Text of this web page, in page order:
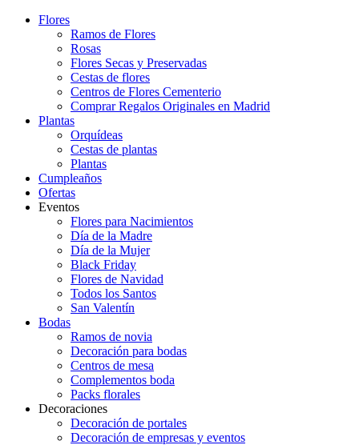
Flores
Ramos de Flores
Rosas
Flores Secas y Preservadas
Cestas de flores
Centros de Flores Cementerio
Comprar Regalos Originales en Madrid
Plantas
Orquídeas
Cestas de plantas
Plantas
Cumpleaños
Ofertas
Eventos
Flores para Nacimientos
Día de la Madre
Día de la Mujer
Black Friday
Flores de Navidad
Todos los Santos
San Valentín
Bodas
Ramos de novia
Decoración para bodas
Centros de mesa
Complementos boda
Packs florales
Decoraciones
Decoración de portales
Decoración de empresas y eventos